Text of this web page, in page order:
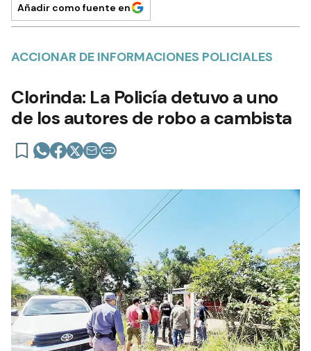
Añadir como fuente en
ACCIONAR DE INFORMACIONES POLICIALES
Clorinda: La Policía detuvo a uno
de los autores de robo a cambista